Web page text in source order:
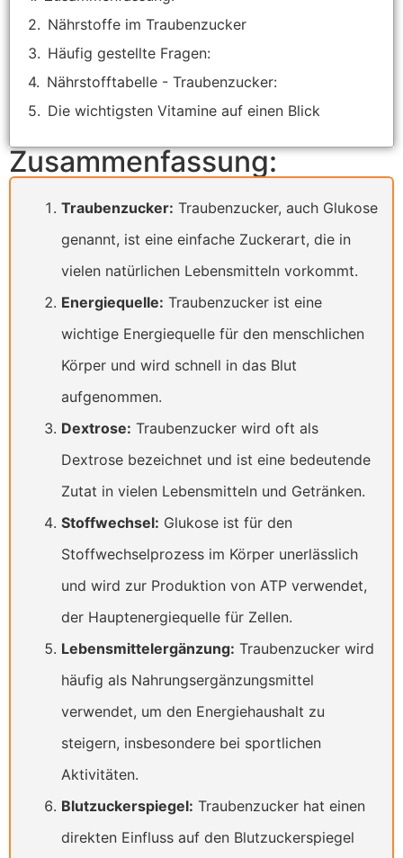
Nährstoffe im Traubenzucker
Häufig gestellte Fragen:
Nährstofftabelle - Traubenzucker:
Die wichtigsten Vitamine auf einen Blick
Zusammenfassung:
Traubenzucker: Traubenzucker, auch Glukose
genannt, ist eine einfache Zuckerart, die in
vielen natürlichen Lebensmitteln vorkommt.
Energiequelle: Traubenzucker ist eine
wichtige Energiequelle für den menschlichen
Körper und wird schnell in das Blut
aufgenommen.
Dextrose: Traubenzucker wird oft als
Dextrose bezeichnet und ist eine bedeutende
Zutat in vielen Lebensmitteln und Getränken.
Stoffwechsel: Glukose ist für den
Stoffwechselprozess im Körper unerlässlich
und wird zur Produktion von ATP verwendet,
der Hauptenergiequelle für Zellen.
Lebensmittelergänzung: Traubenzucker wird
häufig als Nahrungsergänzungsmittel
verwendet, um den Energiehaushalt zu
steigern, insbesondere bei sportlichen
Aktivitäten.
Blutzuckerspiegel: Traubenzucker hat einen
direkten Einfluss auf den Blutzuckerspiegel